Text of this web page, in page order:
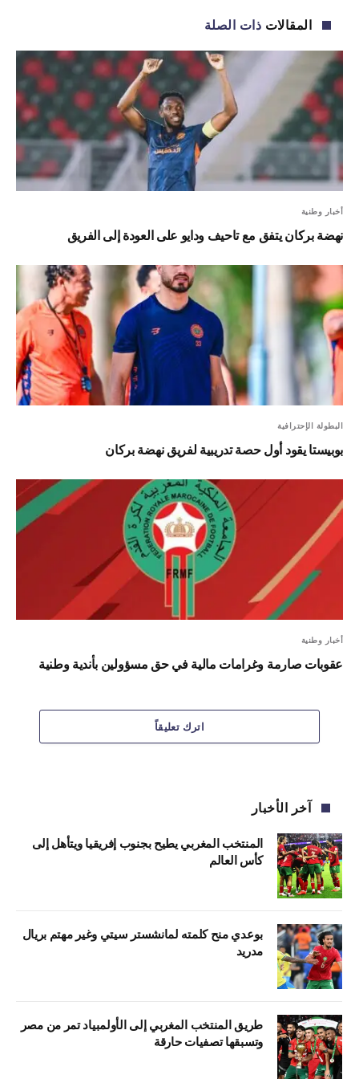
المقالات ذات الصلة
أخبار وطنية
نهضة بركان يتفق مع تاحيف ودايو على العودة إلى الفريق
البطولة الإحترافية
بوبيستا يقود أول حصة تدريبية لفريق نهضة بركان
أخبار وطنية
عقوبات صارمة وغرامات مالية في حق مسؤولين بأندية وطنية
اترك تعليقاً
آخر الأخبار
المنتخب المغربي يطيح بجنوب إفريقيا ويتأهل إلى
كأس العالم
بوعدي منح كلمته لمانشستر سيتي وغير مهتم بريال
مدريد
طريق المنتخب المغربي إلى الأولمبياد تمر من مصر
وتسبقها تصفيات حارقة